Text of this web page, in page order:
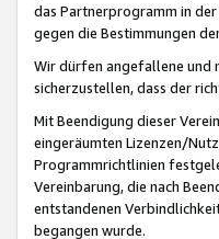
das Partnerprogramm in
gegen die Bestimmungen
Wir dürfen angefallene und
sicherzustellen, dass der
Mit Beendigung dieser
eingeräumten Lizenzen/
Programmrichtlinien
Vereinbarung, die nach
entstandenen
begangen wurde.